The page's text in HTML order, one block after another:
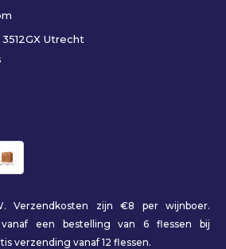
Utrecht
Verzendkosten zijn €8 per wijnboer.
een bestelling van 6 flessen bij
verzending vanaf 12 flessen.